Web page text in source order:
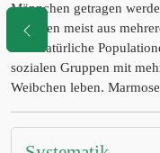
Männchen getragen
bestehen meist aus
dass natürliche
sozialen Gruppen mit
Weibchen leben.